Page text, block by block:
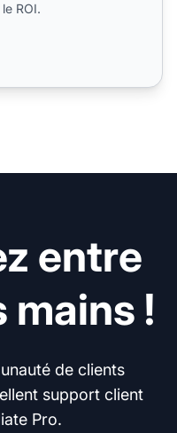
ROI.
entre
mains !
de clients
support client
Pro.